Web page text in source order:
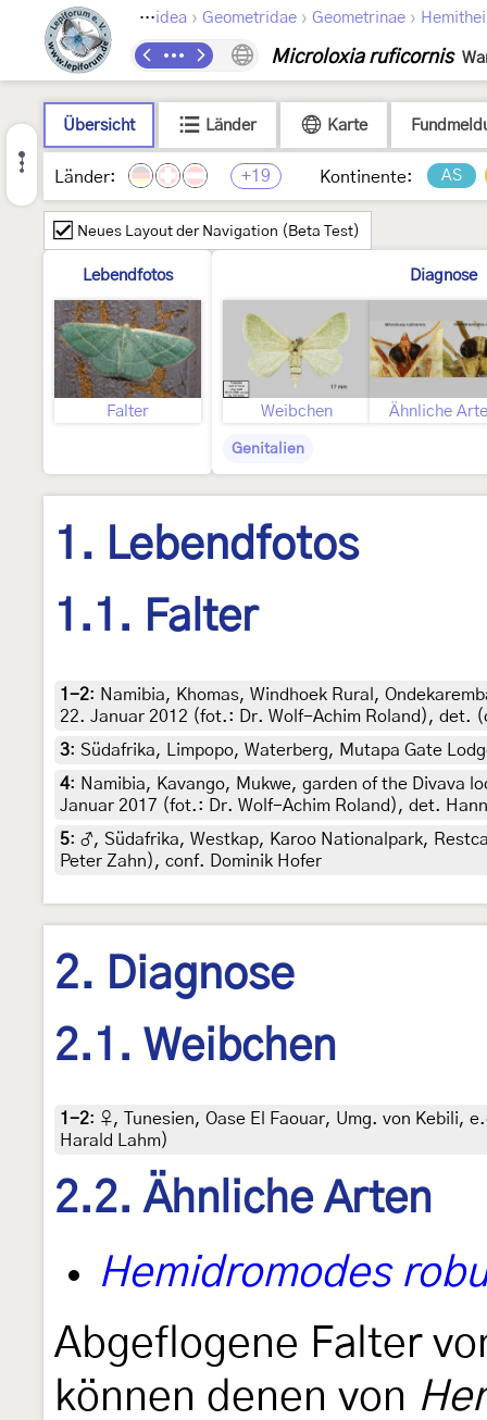
› Geometroidea › Geometridae › Geometrinae ›
Microloxia ruficornis
Übersicht Länder Karte
Länder: +19 Kontinente: AS
Neues Layout der Navigation (Beta Test)
Lebendfotos
Falter
Diagnose
Weibchen Ähnliche
Genitalien
1. Lebendfotos
1.1. Falter
1-2: Namibia, Khomas, Windhoek Rural,
22. Januar 2012 (fot.: Dr. Wolf-Achim Roland), det.
3: Südafrika, Limpopo, Waterberg, Mutapa Gate
4: Namibia, Kavango, Mukwe, garden of the Divava
Januar 2017 (fot.: Dr. Wolf-Achim Roland), det.
5: ♂, Südafrika, Westkap, Karoo Nationalpark,
Peter Zahn), conf. Dominik Hofer
2. Diagnose
2.1. Weibchen
1-2: ♀, Tunesien, Oase El Faouar, Umg. von Kebili,
Harald Lahm)
2.2. Ähnliche Arten
Hemidromodes
Abgeflogene Falter
können denen von